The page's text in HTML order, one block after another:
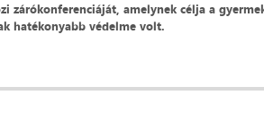
zárókonferenciáját, amelynek célja a
hatékonyabb védelme volt.